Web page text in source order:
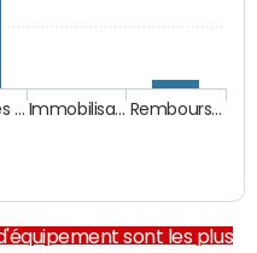
… Immobilisa… Rembours…
sont les plus